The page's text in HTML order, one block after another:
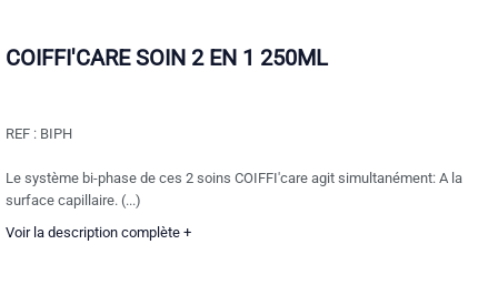
COIFFI'CARE SOIN 2 EN 1 250ML
REF : BIPH
Le système bi-phase de ces 2 soins COIFFI'care agit simultanément: A la
surface capillaire. (...)
Voir la description complète +